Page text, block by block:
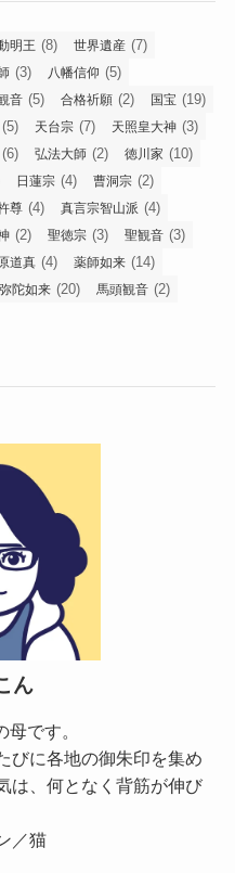
明王 (8) 世界遺産 (7)
(3) 八幡信仰 (5)
音 (5) 合格祈願 (2) 国宝 (19)
(5) 天台宗 (7) 天照皇大神 (3)
(6) 弘法大師 (2) 徳川家 (10)
日蓮宗 (4) 曹洞宗 (2)
尊 (4) 真言宗智山派 (4)
(2) 聖徳宗 (3) 聖観音 (3)
道真 (4) 薬師如来 (14)
陀如来 (20) 馬頭観音 (2)
ん
です。
びに各地の御朱印を集め
は、何となく背筋が伸び
／猫